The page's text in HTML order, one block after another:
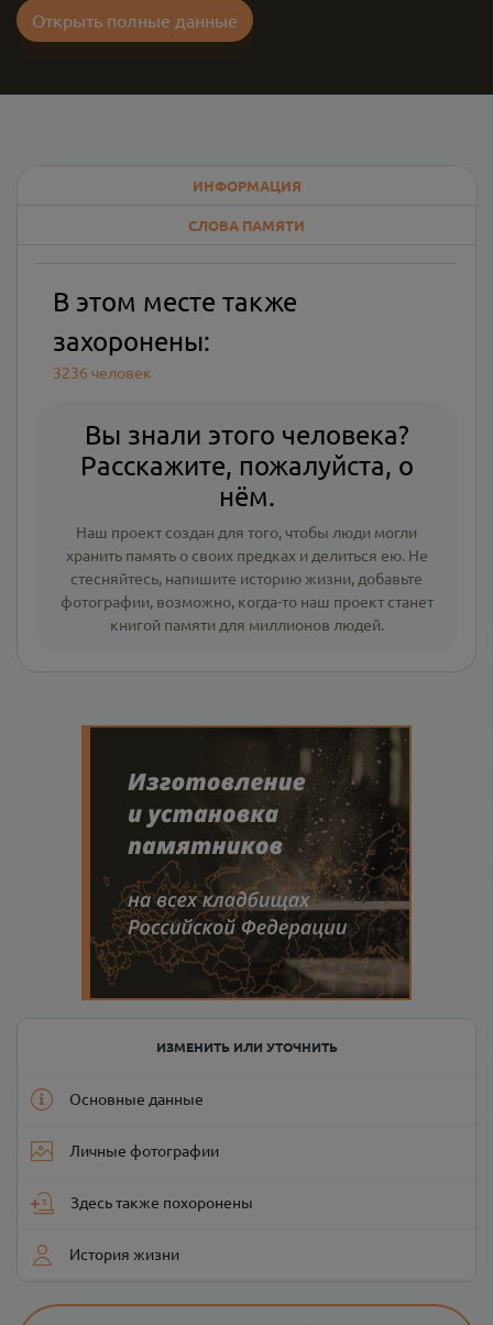
Открыть полные данные
ИНФОРМАЦИЯ
СЛОВА ПАМЯТИ
В этом месте также
захоронены:
3236 человек
Вы знали этого человека?
Расскажите, пожалуйста, о
нём.
Наш проект создан для того, чтобы люди могли
хранить память о своих предках и делиться ею. Не
стесняйтесь, напишите историю жизни, добавьте
фотографии, возможно, когда-то наш проект станет
книгой памяти для миллионов людей.
ИЗМЕНИТЬ ИЛИ УТОЧНИТЬ
Основные данные
Личные фотографии
Здесь также похоронены
История жизни